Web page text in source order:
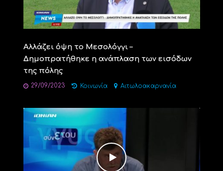
Αλλάζει όψη το Μεσολόγγι –
Δημοπρατήθηκε η ανάπλαση των εισόδων
της πόλης
29/09/2023 Κοινωνία Αιτωλοακαρνανία